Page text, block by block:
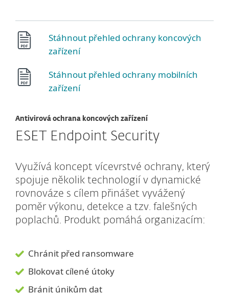
Stáhnout přehled ochrany koncových
zařízení
Stáhnout přehled ochrany mobilních
zařízení
Antivirová ochrana koncových zařízení
ESET Endpoint Security
Využívá koncept vícevrstvé ochrany, který
spojuje několik technologií v dynamické
rovnováze s cílem přinášet vyvážený
poměr výkonu, detekce a tzv. falešných
poplachů. Produkt pomáhá organizacím:
Chránit před ransomware
Blokovat cílené útoky
Bránit únikům dat